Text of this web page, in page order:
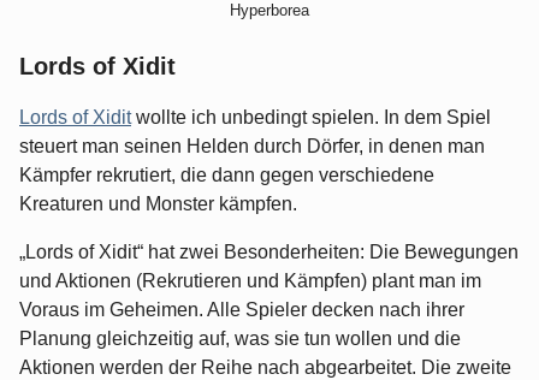
Hyperborea
Lords of Xidit
Lords of Xiditwollte ich unbedingt spielen. In dem Spiel
steuert man seinen Helden durch Dörfer, in denen man
Kämpfer rekrutiert, die dann gegen verschiedene
Kreaturen und Monster kämpfen.
„Lords of Xidit“ hat zwei Besonderheiten: Die Bewegungen
und Aktionen (Rekrutieren und Kämpfen) plant man im
Voraus im Geheimen. Alle Spieler decken nach ihrer
Planung gleichzeitig auf, was sie tun wollen und die
Aktionen werden der Reihe nach abgearbeitet. Die zweite